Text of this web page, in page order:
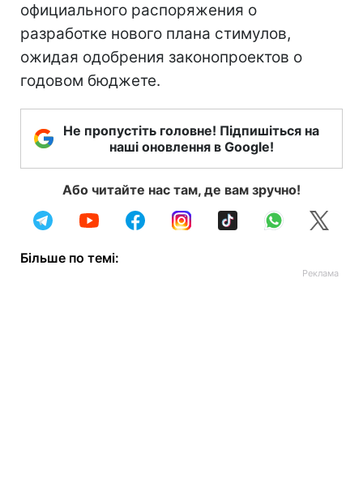
официального распоряжения о
разработке нового плана стимулов,
ожидая одобрения законопроектов о
годовом бюджете.
Не пропустіть головне! Підпишіться на
наші оновлення в Google!
Або читайте нас там, де вам зручно!
Більше по темі: